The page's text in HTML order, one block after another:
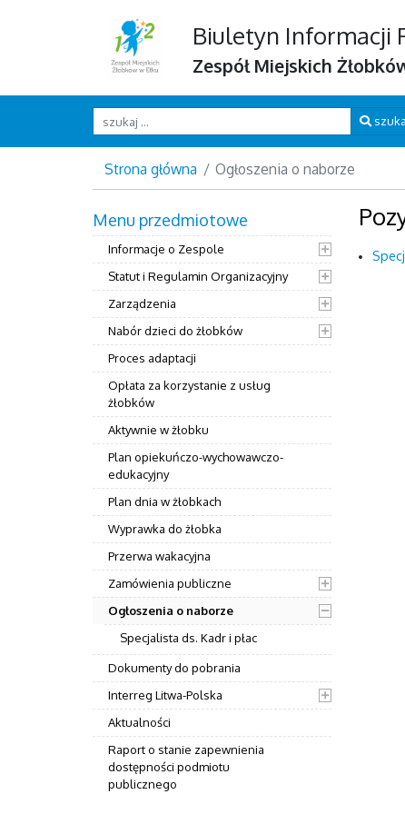
Biuletyn Informacji
Zespół Miejskich
Wpisz szukaną frazę
Strona główna Ogłoszenia o naborze
Menu przedmiotowe
Informacje o Zespole
Statut i Regulamin Organizacyjny
Zarządzenia
Nabór dzieci do żłobków
Proces adaptacji
Opłata za korzystanie z usług
żłobków
Aktywnie w żłobku
Plan opiekuńczo-wychowawczo-
edukacyjny
Plan dnia w żłobkach
Wyprawka do żłobka
Przerwa wakacyjna
Zamówienia publiczne
Ogłoszenia o naborze
Specjalista ds. Kadr i płac
Dokumenty do pobrania
Interreg Litwa-Polska
Aktualności
Raport o stanie zapewnienia
dostępności podmiotu
publicznego